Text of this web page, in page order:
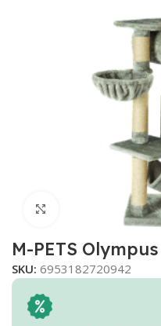
Click to enlarge
M-PETS
SKU: 6953182720942